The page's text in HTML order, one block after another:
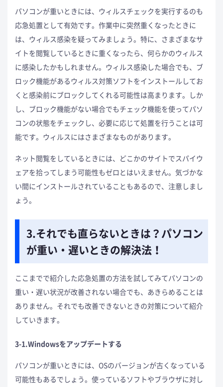
パソコンが重いときには、ウィルスチェックを実行するのも
応急処置として有効です。作業中に突然重くなったときに
は、ウィルス感染を疑ってみましょう。特に、さまざまなサ
イトを閲覧しているときに重くなったら、何らかのウィルス
に感染したかもしれません。ウィルス感染した場合でも、ブ
ロック機能があるウィルス対策ソフトをインストールしてお
くと感染前にブロックしてくれる可能性は高まります。しか
し、ブロック機能がない場合でもチェック機能を使ってパソ
コンの状態をチェックし、必要に応じて処置を行うことは可
能です。ウィルスにはさまざまなものがあります。
ネット閲覧をしているときには、どこかのサイトでスパイウ
ェアを拾ってしまう可能性もゼロとはいえません。気づかな
い間にインストールされていることもあるので、注意しまし
ょう。
3.それでも直らないときは？パソコン
が重い・遅いときの解決法！
ここまでで紹介した応急処置の方法を試してみてパソコンの
重い・遅い状況が改善されない場合でも、あきらめることは
ありません。それでも改善できないときの対策について紹介
していきます。
3-1.Windowsをアップデートする
パソコンが重いときには、OSのバージョンが古くなっている
可能性もあるでしょう。使っているソフトやブラウザに対し